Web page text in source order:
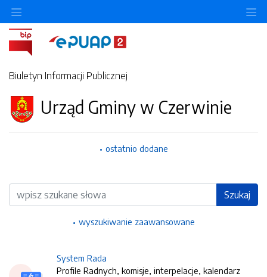
Biuletyn Informacji Publicznej
Urząd Gminy w Czerwinie
ostatnio dodane
Wyszukiwarka Szukaj
wyszukiwanie zaawansowane
System Rada
Profile Radnych, komisje, interpelacje, kalendarz